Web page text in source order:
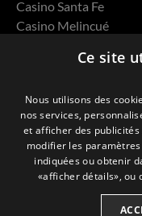
Casino Santa Fe
Casino Melincué
Casino Rivera
Politique de
Ce site
Nous utilisons des
nos services,
et afficher des publicités
modifier les
indiquées ou obtenir
«afficher détails», ou